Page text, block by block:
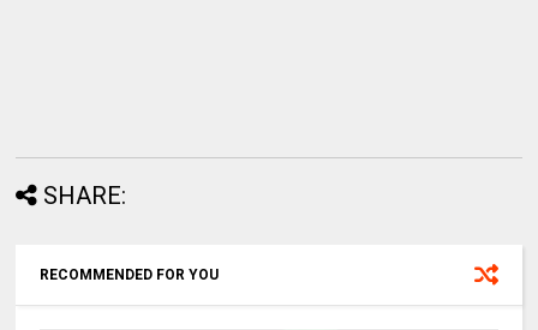
SHARE:
RECOMMENDED FOR YOU